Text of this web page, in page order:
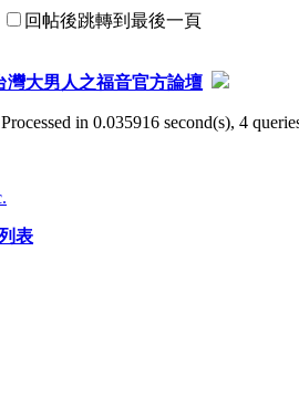
回帖後跳轉到最後一頁
灣大男人之福音官方論壇
in 0.035916 second(s), 4
表